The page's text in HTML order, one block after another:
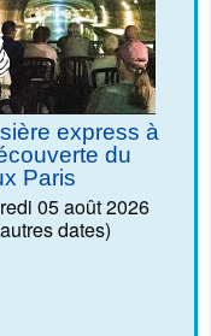
express à
du
Paris
05 août 2026
dates)